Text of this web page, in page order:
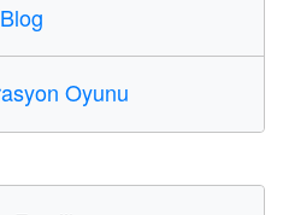
Blog
Oyunu